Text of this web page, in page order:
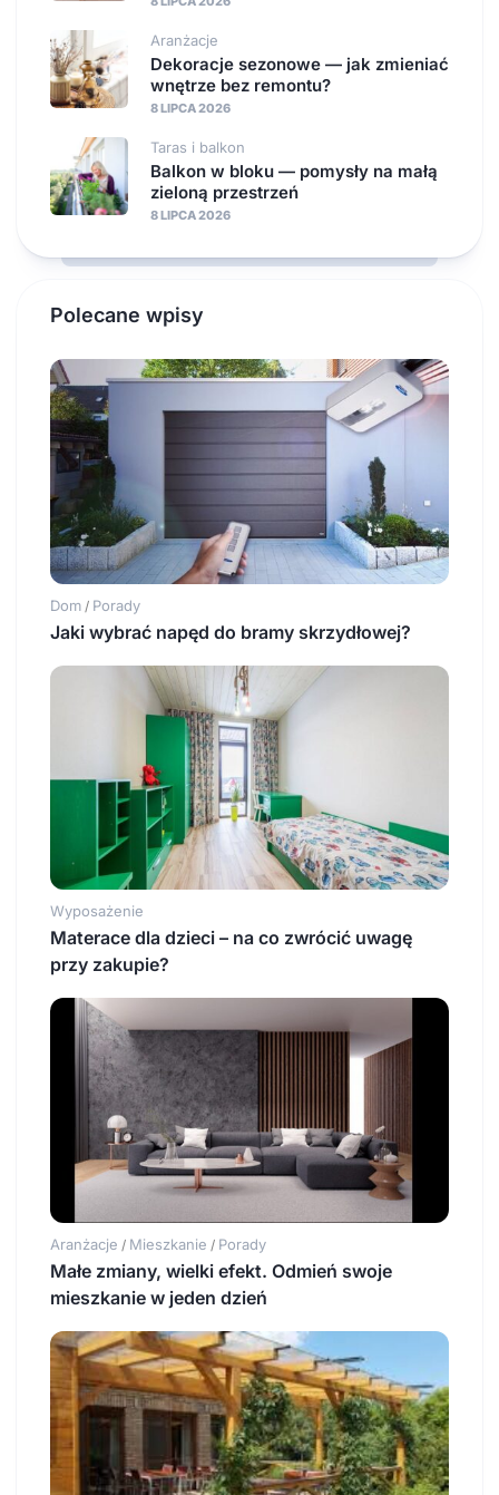
Aranżacje
Dekoracje sezonowe — jak zmieniać
wnętrze bez remontu?
8 LIPCA 2026
Taras i balkon
Balkon w bloku — pomysły na małą
zieloną przestrzeń
8 LIPCA 2026
Polecane wpisy
Dom / Porady
Jaki wybrać napęd do bramy skrzydłowej?
Wyposażenie
Materace dla dzieci – na co zwrócić uwagę
przy zakupie?
Aranżacje / Mieszkanie / Porady
Małe zmiany, wielki efekt. Odmień swoje
mieszkanie w jeden dzień